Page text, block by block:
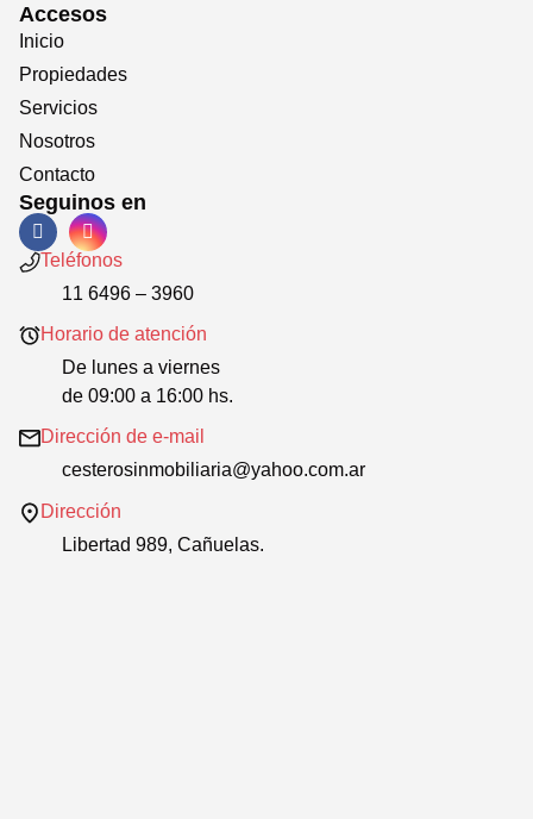
Accesos
Inicio
Propiedades
Servicios
Nosotros
Contacto
Seguinos en
Teléfonos
11 6496 – 3960
Horario de atención
De lunes a viernes
de 09:00 a 16:00 hs.
Dirección de e-mail
cesterosinmobiliaria@yahoo.com.ar
Dirección
Libertad 989, Cañuelas.